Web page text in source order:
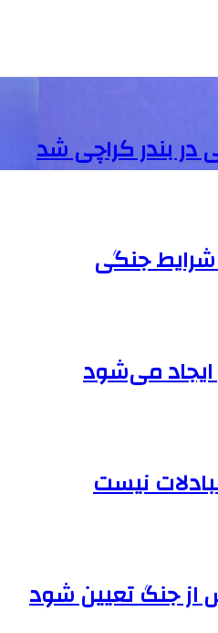
در بندر کراچی شد
جنگی
ایجاد می‌شود
نیست
از جنگ تعیین شود